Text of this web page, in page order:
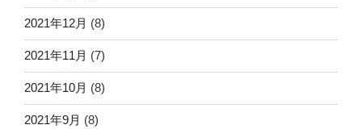
2021年12月 (8)
2021年11月 (7)
2021年10月 (8)
2021年9月 (8)